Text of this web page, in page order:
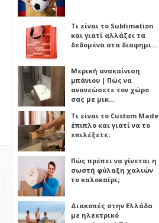
Τι είναι το Sublimation
και γιατί αλλάζει τα
δεδομένα στα διαφημι…
Μερική ανακαίνιση
μπάνιου | Πώς να
ανανεώσετε τον χώρο
σας με μικ…
Τι είναι το Custom Made
έπιπλο και γιατί να το
επιλέξετε;
Πώς πρέπει να γίνεται η
σωστή φύλαξη χαλιών
το καλοκαίρι;
Διακοπές στην Ελλάδα
με ηλεκτρικό